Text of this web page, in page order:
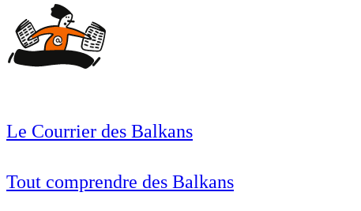
Le Courrier des Balkans
Tout comprendre des Balkans